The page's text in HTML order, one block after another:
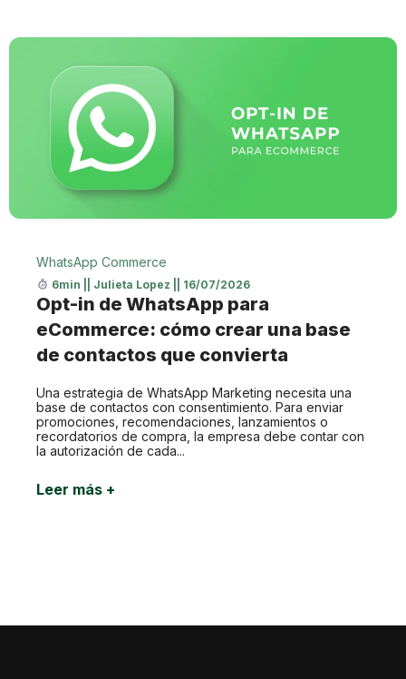
WhatsApp Commerce
6min Julieta Lopez 16/07/2026
Opt-in de WhatsApp para
eCommerce: cómo crear una base
de contactos que convierta
Una estrategia de WhatsApp Marketing necesita una
base de contactos con consentimiento. Para enviar
promociones, recomendaciones, lanzamientos o
recordatorios de compra, la empresa debe contar con
la autorización de cada...
Leer más +